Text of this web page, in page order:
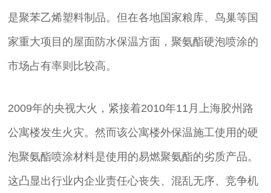
是聚苯乙烯塑料制品。但在各地国家粮库、鸟巢等国
家重大项目的屋面防水保温方面，聚氨酯硬泡喷涂的
市场占有率则比较高。
2009年的央视大火，紧接着2010年11月上海胶州路
公寓楼发生火灾。然而该公寓楼外保温施工使用的硬
泡聚氨酯喷涂材料是使用的易燃聚氨酯的劣质产品。
这凸显出行业内企业责任心丧失、混乱无序、竞争机